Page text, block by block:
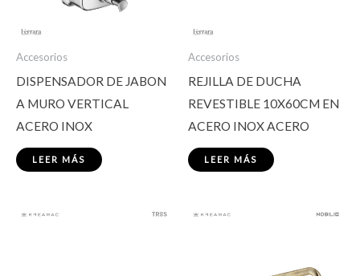
Accesorios
DISPENSADOR DE JABON
A MURO VERTICAL
ACERO INOX
LEER MÁS
Accesorios
REJILLA DE DUCHA
REVESTIBLE 10X60CM EN
ACERO INOX ACERO
LEER MÁS